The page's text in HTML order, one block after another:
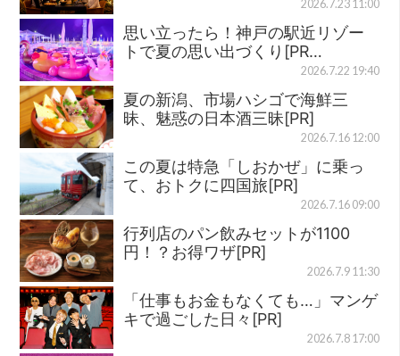
2026.7.23 11:00
思い立ったら！神戸の駅近リゾー
トで夏の思い出づくり[PR…
2026.7.22 19:40
夏の新潟、市場ハシゴで海鮮三
昧、魅惑の日本酒三昧[PR]
2026.7.16 12:00
この夏は特急「しおかぜ」に乗っ
て、おトクに四国旅[PR]
2026.7.16 09:00
行列店のパン飲みセットが1100
円！？お得ワザ[PR]
2026.7.9 11:30
「仕事もお金もなくても…」マンゲ
キで過ごした日々[PR]
2026.7.8 17:00